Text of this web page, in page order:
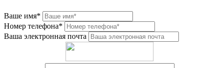
Ваше имя*
Номер телефона*
Ваша электронная почта